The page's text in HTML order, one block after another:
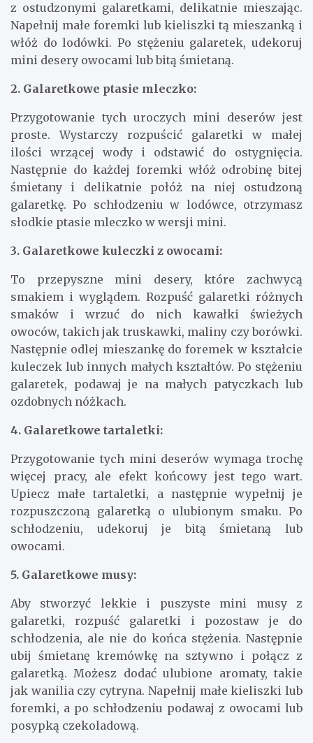
z ostudzonymi galaretkami, delikatnie mieszając.
Napełnij małe foremki lub kieliszki tą mieszanką i
włóż do lodówki. Po stężeniu galaretek, udekoruj
mini desery owocami lub bitą śmietaną.
2. Galaretkowe ptasie mleczko:
Przygotowanie tych uroczych mini deserów jest
proste. Wystarczy rozpuścić galaretki w małej
ilości wrzącej wody i odstawić do ostygnięcia.
Następnie do każdej foremki włóż odrobinę bitej
śmietany i delikatnie połóż na niej ostudzoną
galaretkę. Po schłodzeniu w lodówce, otrzymasz
słodkie ptasie mleczko w wersji mini.
3. Galaretkowe kuleczki z owocami:
To przepyszne mini desery, które zachwycą
smakiem i wyglądem. Rozpuść galaretki różnych
smaków i wrzuć do nich kawałki świeżych
owoców, takich jak truskawki, maliny czy borówki.
Następnie odlej mieszankę do foremek w kształcie
kuleczek lub innych małych kształtów. Po stężeniu
galaretek, podawaj je na małych patyczkach lub
ozdobnych nóżkach.
4. Galaretkowe tartaletki:
Przygotowanie tych mini deserów wymaga trochę
więcej pracy, ale efekt końcowy jest tego wart.
Upiecz małe tartaletki, a następnie wypełnij je
rozpuszczoną galaretką o ulubionym smaku. Po
schłodzeniu, udekoruj je bitą śmietaną lub
owocami.
5. Galaretkowe musy:
Aby stworzyć lekkie i puszyste mini musy z
galaretki, rozpuść galaretki i pozostaw je do
schłodzenia, ale nie do końca stężenia. Następnie
ubij śmietanę kremówkę na sztywno i połącz z
galaretką. Możesz dodać ulubione aromaty, takie
jak wanilia czy cytryna. Napełnij małe kieliszki lub
foremki, a po schłodzeniu podawaj z owocami lub
posypką czekoladową.